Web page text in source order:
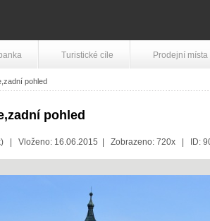
Turistické cíle Prodejní místa
pohled
pohled
| Vloženo: 16.06.2015 | Zobrazeno: 720x | ID: